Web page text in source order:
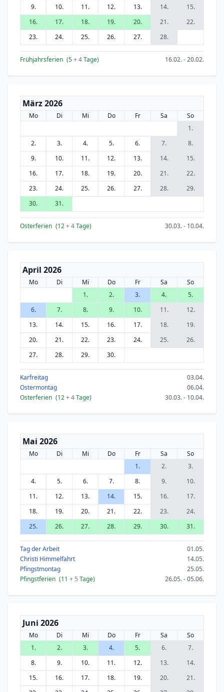
9.
10. 11. 12. 13. 14.
15.
16.
17. 18. 19. 20. 21.
22.
23.
24. 25. 26. 27. 28.
Frühjahrsferien (5+ 4Tage) 16.02. - 20.02.
März 2026
Mo Di Mi Do Fr Sa
So
1.
2.
3. 4. 5. 6. 7.
8.
9.
10. 11. 12. 13. 14.
15.
16.
17. 18. 19. 20. 21.
22.
23.
24. 25. 26. 27. 28.
29.
30.
31.
Osterferien (12+ 4Tage) 30.03. - 10.04.
April 2026
Mo Di Mi Do Fr Sa
So
1.
2. 3. 4.
5.
6.
7. 8. 9. 10. 11.
12.
13.
14. 15. 16. 17. 18.
19.
20.
21. 22. 23. 24. 25.
26.
27.
28. 29. 30.
Karfreitag
03.04.
Ostermontag
06.04.
Osterferien (12+ 4Tage) 30.03. - 10.04.
Mai 2026
Mo Di Mi Do Fr Sa
So
1.
2.
3.
4.
5. 6. 7. 8. 9.
10.
11.
12. 13. 14. 15. 16.
17.
18.
19. 20. 21. 22. 23.
24.
25.
26. 27. 28. 29. 30. 31.
Tag der Arbeit
01.05.
Christi Himmelfahrt
14.05.
Pfingstmontag
25.05.
Pfingstferien (11 + 5 Tage) 26.05. - 05.06.
Juni 2026
Mo Di Mi Do Fr Sa
So
1.
2. 3. 4. 5. 6.
7.
8.
9. 10. 11. 12. 13.
14.
15.
16. 17. 18. 19. 20.
21.